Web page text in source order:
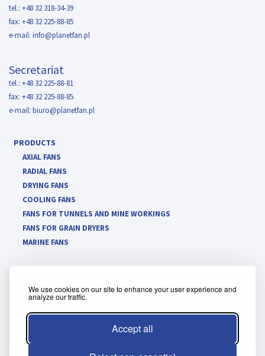
We use cookies on our site to enhance your user experience and
analyze our traffic.
Accept all
tel.: +48 32 318-34-39
fax: +48 32 225-88-85
e-mail: info@planetfan.pl
Secretariat
tel.: +48 32 225-88-81
fax: +48 32 225-88-85
e-mail: biuro@planetfan.pl
PRODUCTS
AXIAL FANS
RADIAL FANS
DRYING FANS
COOLING FANS
FANS FOR TUNNELS AND MINE WORKINGS
FANS FOR GRAIN DRYERS
MARINE FANS
Cookie policy
Terms and conditions of the client panel